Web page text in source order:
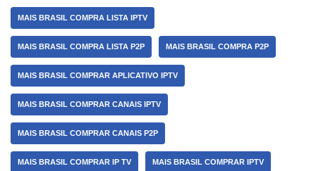
MAIS BRASIL COMPRA LISTA IPTV
MAIS BRASIL COMPRA LISTA P2P MAIS BRASIL COMPRA P2P
MAIS BRASIL COMPRAR APLICATIVO IPTV
MAIS BRASIL COMPRAR CANAIS IPTV
MAIS BRASIL COMPRAR CANAIS P2P
MAIS BRASIL COMPRAR IP TV MAIS BRASIL COMPRAR IPTV